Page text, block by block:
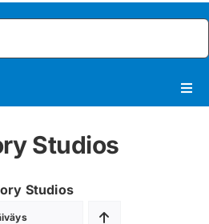
Studios
Studios